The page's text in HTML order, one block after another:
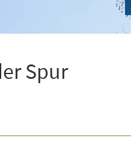
Spur